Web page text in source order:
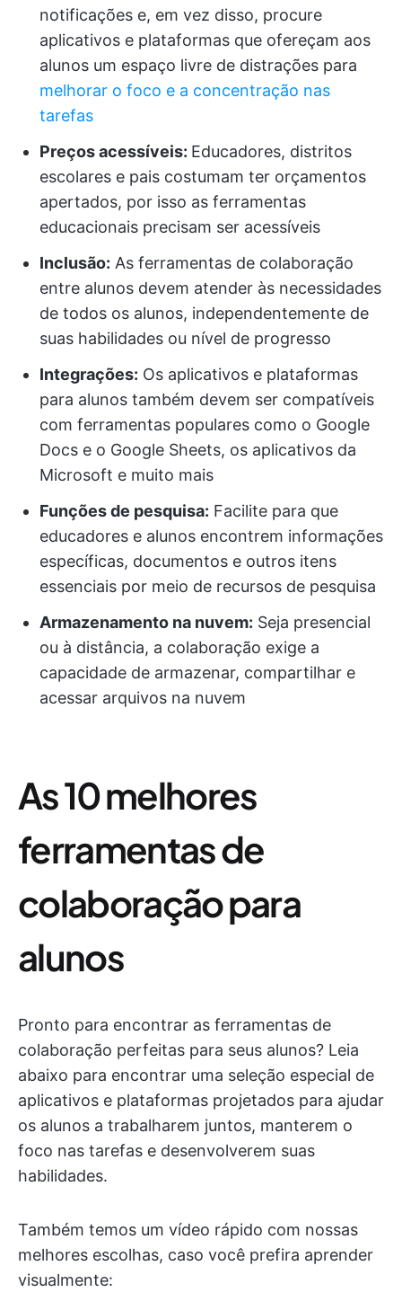
notificações e, em vez disso, procure
aplicativos e plataformas que ofereçam aos
alunos um espaço livre de distrações para
melhorar o foco e a concentração nas
tarefas
Preços acessíveis: Educadores, distritos
escolares e pais costumam ter orçamentos
apertados, por isso as ferramentas
educacionais precisam ser acessíveis
Inclusão: As ferramentas de colaboração
entre alunos devem atender às necessidades
de todos os alunos, independentemente de
suas habilidades ou nível de progresso
Integrações: Os aplicativos e plataformas
para alunos também devem ser compatíveis
com ferramentas populares como o Google
Docs e o Google Sheets, os aplicativos da
Microsoft e muito mais
Funções de pesquisa: Facilite para que
educadores e alunos encontrem informações
específicas, documentos e outros itens
essenciais por meio de recursos de pesquisa
Armazenamento na nuvem: Seja presencial
ou à distância, a colaboração exige a
capacidade de armazenar, compartilhar e
acessar arquivos na nuvem
As 10 melhores
ferramentas de
colaboração para
alunos
Pronto para encontrar as ferramentas de
colaboração perfeitas para seus alunos? Leia
abaixo para encontrar uma seleção especial de
aplicativos e plataformas projetados para ajudar
os alunos a trabalharem juntos, manterem o
foco nas tarefas e desenvolverem suas
habilidades.
Também temos um vídeo rápido com nossas
melhores escolhas, caso você prefira aprender
visualmente: